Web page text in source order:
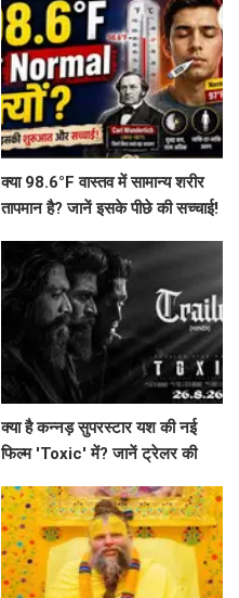
क्या 98.6°F वास्तव में सामान्य शरीर
तापमान है? जानें इसके पीछे की सच्चाई!
क्या है कन्नड़ सुपरस्टार यश की नई
फिल्म 'Toxic' में? जानें ट्रेलर की